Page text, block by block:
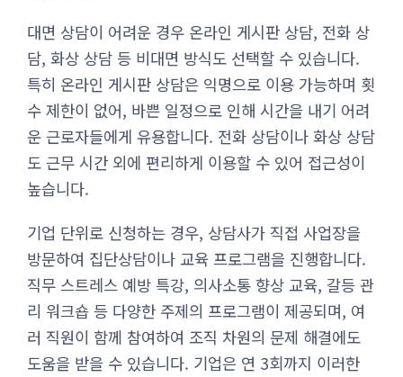
대면 상담이 어려운 경우 온라인 게시판 상담, 전화 상
담, 화상 상담 등 비대면 방식도 선택할 수 있습니다.
특히 온라인 게시판 상담은 익명으로 이용 가능하며 횟
수 제한이 없어, 바쁜 일정으로 인해 시간을 내기 어려
운 근로자들에게 유용합니다. 전화 상담이나 화상 상담
도 근무 시간 외에 편리하게 이용할 수 있어 접근성이
높습니다.
기업 단위로 신청하는 경우, 상담사가 직접 사업장을
방문하여 집단상담이나 교육 프로그램을 진행합니다.
직무 스트레스 예방 특강, 의사소통 향상 교육, 갈등 관
리 워크숍 등 다양한 주제의 프로그램이 제공되며, 여
러 직원이 함께 참여하여 조직 차원의 문제 해결에도
도움을 받을 수 있습니다. 기업은 연 3회까지 이러한